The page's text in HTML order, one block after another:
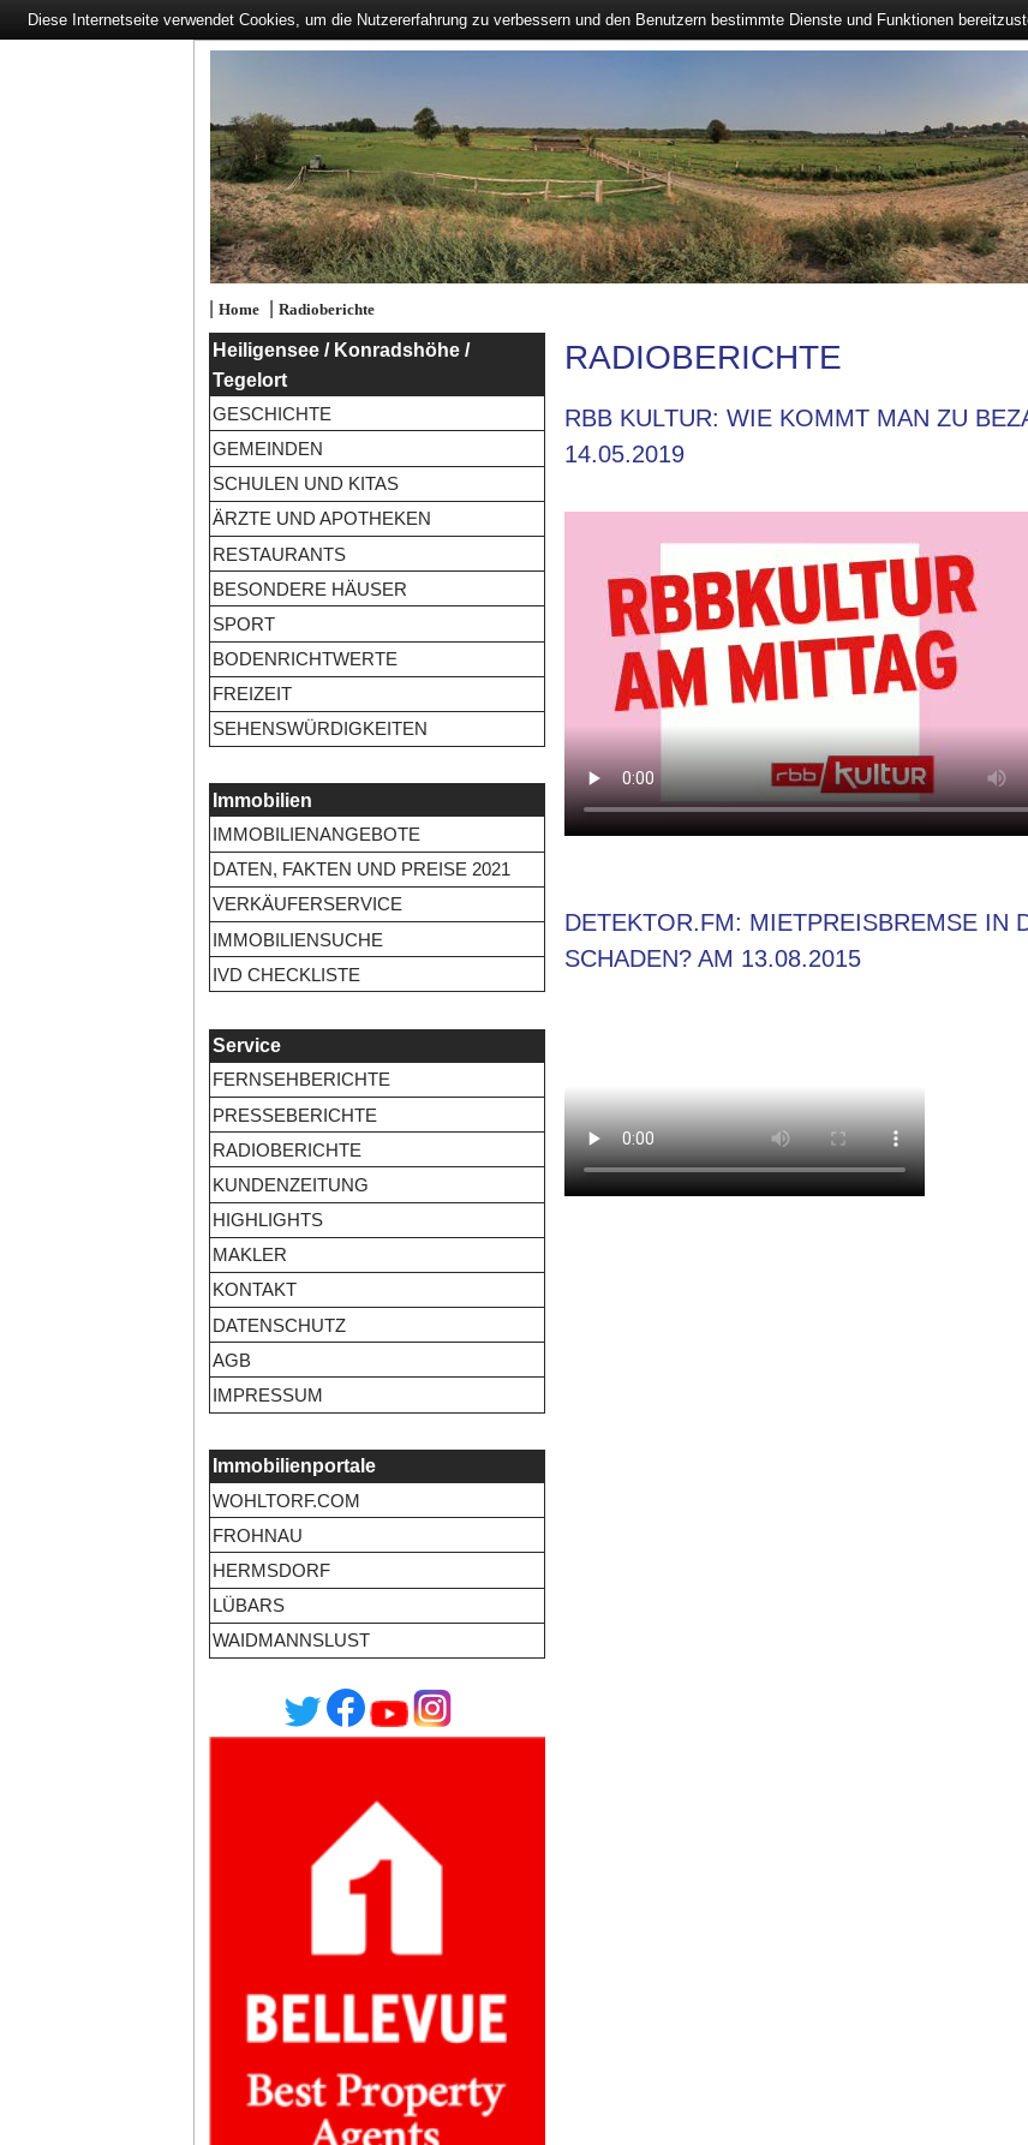
| Home| Radioberichte
Heiligensee / Konradshöhe /
Tegelort
GESCHICHTE
GEMEINDEN
SCHULEN UND KITAS
ÄRZTE UND APOTHEKEN
RESTAURANTS
BESONDERE HÄUSER
SPORT
BODENRICHTWERTE
FREIZEIT
SEHENSWÜRDIGKEITEN
Immobilien
IMMOBILIENANGEBOTE
DATEN, FAKTEN UND PREISE 2021
VERKÄUFERSERVICE
IMMOBILIENSUCHE
IVD CHECKLISTE
Service
FERNSEHBERICHTE
PRESSEBERICHTE
RADIOBERICHTE
KUNDENZEITUNG
HIGHLIGHTS
MAKLER
KONTAKT
DATENSCHUTZ
AGB
IMPRESSUM
Immobilienportale
WOHLTORF.COM
FROHNAU
HERMSDORF
LÜBARS
WAIDMANNSLUST
RADIOBERICHTE
RBB KULTUR: WIE KOMMT MAN ZU
14.05.2019
DETEKTOR.FM: MIETPREISBREMSE IN
SCHADEN? AM 13.08.2015
Diese Internetseite verwendet Cookies, um die Nutzererfahrung zu verbessern und den Benutzern bestimmte Dienste und Funktionen